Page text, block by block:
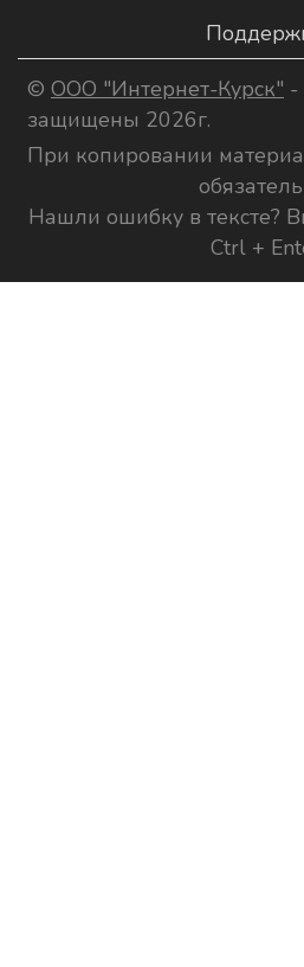
© ООО "Интернет-Курск" -
защищены 2026г.
При копировании
Нашли ошибку в тексте?
Ctrl +